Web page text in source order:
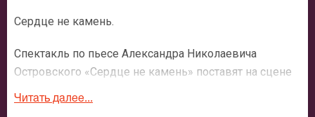
Сердце не камень.
Спектакль по пьесе Александра Николаевича
Островского «Сердце не камень» поставят на сцене
EtCeteraизвестный режиссер Григорий Дитятковский
и художник Владимир Фриер.
Читать далее...